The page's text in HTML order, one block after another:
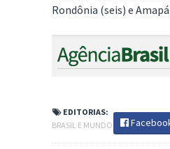
Rondônia (seis) e
EDITORIAS:
BRASIL E MUNDO